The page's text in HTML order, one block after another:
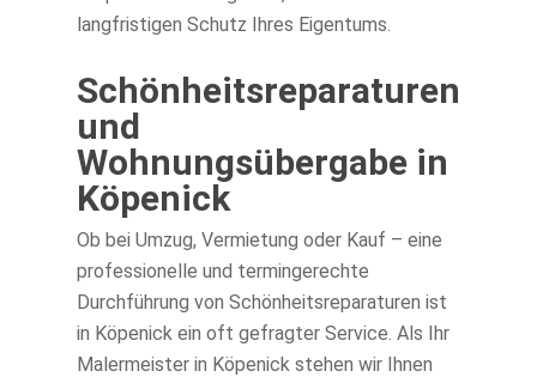
langfristigen Schutz Ihres Eigentums.
Schönheitsreparaturen
und
Wohnungsübergabe in
Köpenick
Ob bei Umzug, Vermietung oder Kauf – eine
professionelle und termingerechte
Durchführung von Schönheitsreparaturen ist
in Köpenick ein oft gefragter Service. Als Ihr
Malermeister in Köpenick stehen wir Ihnen